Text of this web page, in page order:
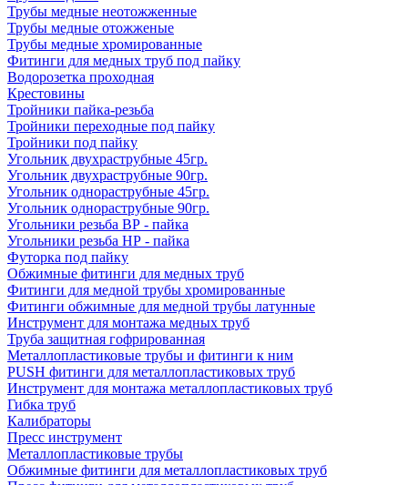
Трубы медные неотожженные
Трубы медные отожженые
Трубы медные хромированные
Фитинги для медных труб под пайку
Водорозетка проходная
Крестовины
Тройники пайка-резьба
Тройники переходные под пайку
Тройники под пайку
Угольник двухраструбные 45гр.
Угольник двухраструбные 90гр.
Угольник однораструбные 45гр.
Угольник однораструбные 90гр.
Угольники резьба ВР - пайка
Угольники резьба НР - пайка
Футорка под пайку
Обжимные фитинги для медных труб
Фитинги для медной трубы хромированные
Фитинги обжимные для медной трубы латунные
Инструмент для монтажа медных труб
Труба защитная гофрированная
Металлопластиковые трубы и фитинги к ним
PUSH фитинги для металлопластиковых труб
Инструмент для монтажа металлопластиковых труб
Гибка труб
Калибраторы
Пресс инструмент
Металлопластиковые трубы
Обжимные фитинги для металлопластиковых труб